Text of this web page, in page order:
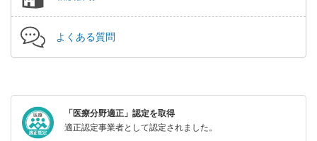
よくある質問
「医療分野適正」認定を取得
適正認定事業者として認定されました。